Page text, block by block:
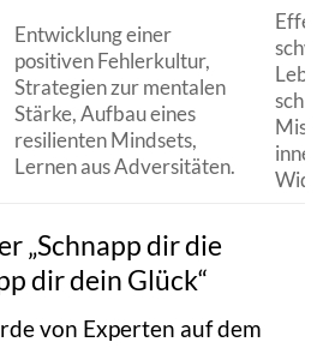
Entwicklung einer
positiven Fehlerkultur,
Strategien zur mentalen
Stärke, Aufbau eines
resilienten Mindsets,
Lernen aus Adversitäten.
„Schnapp dir die
dir dein Glück“
von Experten auf dem